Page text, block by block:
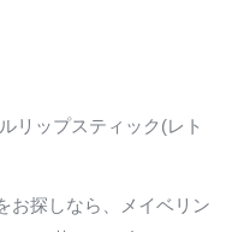
リップスティック(レト
お探しなら、メイベリン